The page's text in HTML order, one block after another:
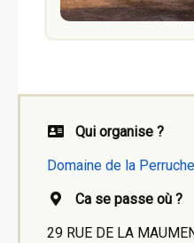
Qui organise ?
Domaine de la Perruche
Ca se passe où ?
29 RUE DE LA